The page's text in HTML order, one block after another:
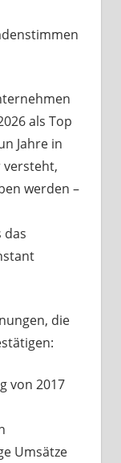
als Top
Jahre in
versteht,
werden –
das
die
von 2017
Umsätze